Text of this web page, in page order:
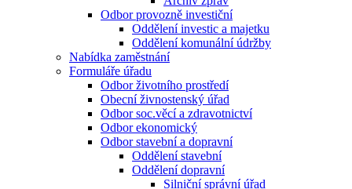
Odbor provozně investiční
Oddělení investic a majetku
Oddělení komunální údržby
Nabídka zaměstnání
Formuláře úřadu
Odbor životního prostředí
Obecní živnostenský úřad
Odbor soc.věcí a zdravotnictví
Odbor ekonomický
Odbor stavební a dopravní
Oddělení stavební
Oddělení dopravní
Silniční správní úřad